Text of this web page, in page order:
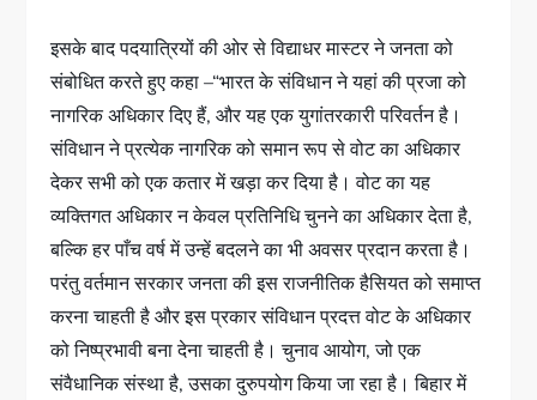
इसके बाद पदयात्रियों की ओर से विद्याधर मास्टर ने जनता को
संबोधित करते हुए कहा –“भारत के संविधान ने यहां की प्रजा को
नागरिक अधिकार दिए हैं, और यह एक युगांतरकारी परिवर्तन है।
संविधान ने प्रत्येक नागरिक को समान रूप से वोट का अधिकार
देकर सभी को एक कतार में खड़ा कर दिया है। वोट का यह
व्यक्तिगत अधिकार न केवल प्रतिनिधि चुनने का अधिकार देता है,
बल्कि हर पाँच वर्ष में उन्हें बदलने का भी अवसर प्रदान करता है।
परंतु वर्तमान सरकार जनता की इस राजनीतिक हैसियत को समाप्त
करना चाहती है और इस प्रकार संविधान प्रदत्त वोट के अधिकार
को निष्प्रभावी बना देना चाहती है। चुनाव आयोग, जो एक
संवैधानिक संस्था है, उसका दुरुपयोग किया जा रहा है। बिहार में